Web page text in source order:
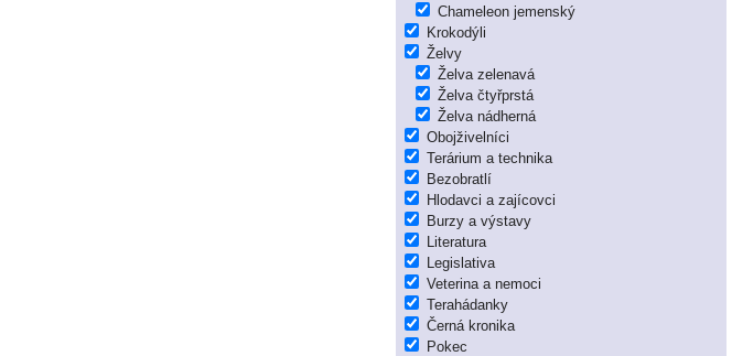
Chameleon jemenský
Krokodýli
Želvy
Želva zelenavá
Želva čtyřprstá
Želva nádherná
Obojživelníci
Terárium a technika
Bezobratlí
Hlodavci a zajícovci
Burzy a výstavy
Literatura
Legislativa
Veterina a nemoci
Terahádanky
Černá kronika
Pokec